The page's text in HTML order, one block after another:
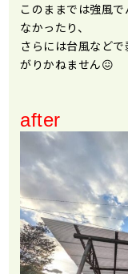
このままでは強風
なかったり、
さらには台風など
がりかねません😖
after